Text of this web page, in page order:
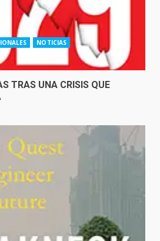
NOTICIAS
TRAS UNA CRISIS QUE